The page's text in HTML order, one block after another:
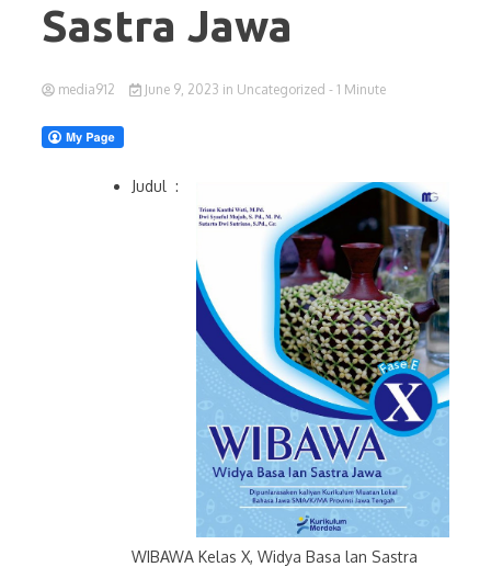
Sastra Jawa
media912 June 9, 2023 in Uncategorized - 1 Minute
Judul :
WIBAWA Kelas X, Widya Basa lan Sastra